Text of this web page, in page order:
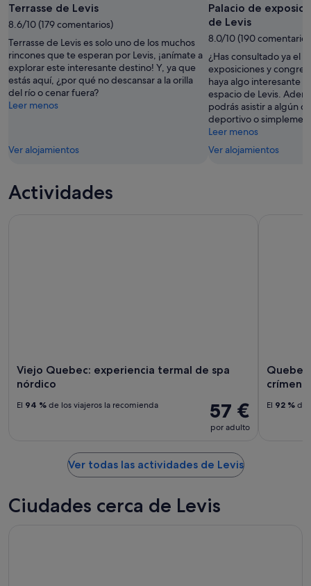
9
ago
noche,
9
ago
-
10
ago
próximo
fin
de
semana,
14
ago
-
16
Terrasse de Levis
8.6/10 (179 comentarios)
Terrasse de Levis es solo uno de los muchos
rincones que te esperan por Levis, ¡anímate a
explorar este interesante destino! Y, ya que
estás aquí, ¿por qué no descansar a la orilla
del río o cenar fuera?
Leer menos
Ver alojamientos
Palacio de
de Levis
8.0/10 (190
¿Has consultado ya el
exposiciones y
haya algo interesante
espacio de Levis.
podrás asistir a algún
deportivo o
Leer menos
Ver alojamientos
Actividades
Viejo Quebec: experiencia termal de spa
nórdico
57 €
por adulto
El 94 % de los viajeros la recomienda El 92 % de
Ver todas las actividades de Levis
Ciudades cerca de Levis